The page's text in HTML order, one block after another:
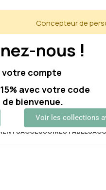
nous !
votre compte
avec votre code
bienvenue.
Voir les collections
Concepteur de
06 60 12 60 51
ACCESSOIRES TABLES